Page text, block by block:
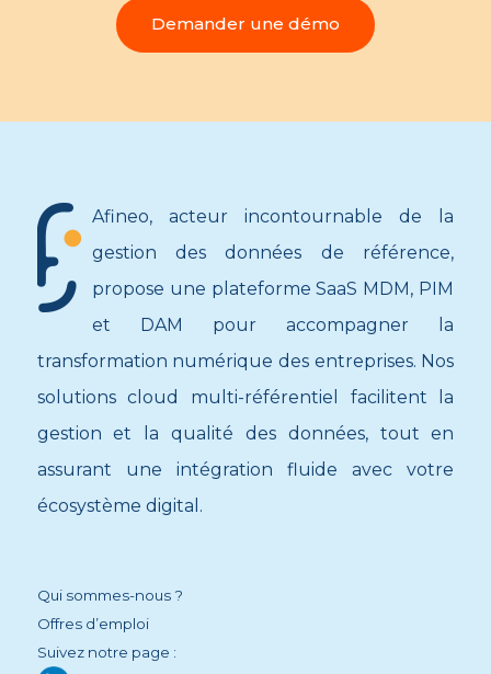
Demander une démo
Afineo, acteur incontournable de la
gestion des données de référence,
propose une plateforme SaaS MDM, PIM
et DAM pour accompagner la
transformation numérique des entreprises. Nos
solutions cloud multi-référentiel facilitent la
gestion et la qualité des données, tout en
assurant une intégration fluide avec votre
écosystème digital.
Qui sommes-nous ?
Offres d’emploi
Suivez notre page :